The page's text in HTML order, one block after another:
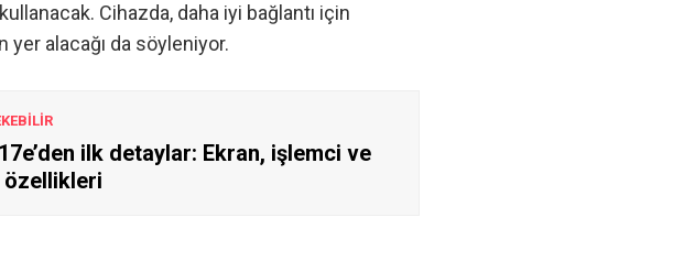
Cihazda, daha iyi bağlantı için
yer alacağı da söyleniyor.
ilk detaylar: Ekran, işlemci ve
özellikleri